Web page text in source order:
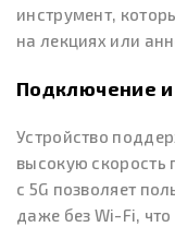
инструмент,
на лекциях или
Подключение и
Устройство
высокую скорость
с 5G позволяет
даже без Wi-Fi,